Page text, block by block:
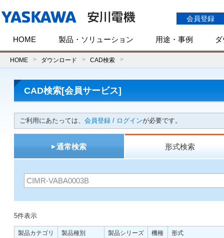
会員登録
HOME 製品・ソリューション 用途・事例
HOME ダウンロード CAD検索
CAD検索[会員サービス]
ご利用にあたっては、 会員登録 / ログインが必要です。
通常検索 形式検索
5件表示
製品カテゴリ 製品種別 製品シリーズ 機種
形式